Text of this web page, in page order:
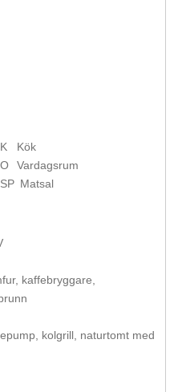
K
Kök
O
Vardagsrum
SP Matsal
kaffebryggare,
kolgrill, naturtomt med